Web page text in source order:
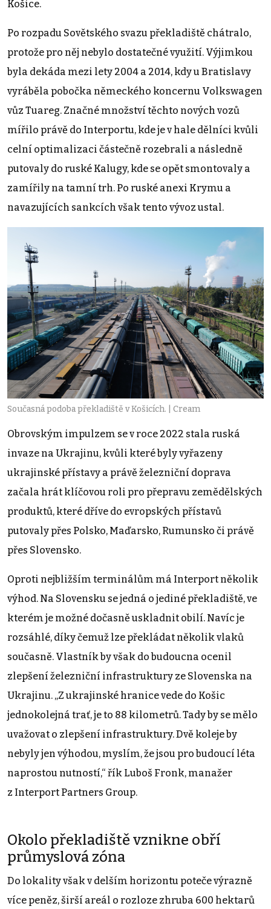
Košice.
Po rozpadu Sovětského svazu překladiště chátralo,
protože pro něj nebylo dostatečné využití. Výjimkou
byla dekáda mezi lety 2004 a 2014, kdy u Bratislavy
vyráběla pobočka německého koncernu Volkswagen
vůz Tuareg. Značné množství těchto nových vozů
mířilo právě do Interportu, kde je v hale dělníci kvůli
celní optimalizaci částečně rozebrali a následně
putovaly do ruské Kalugy, kde se opět smontovaly a
zamířily na tamní trh. Po ruské anexi Krymu a
navazujících sankcích však tento vývoz ustal.
Současná podoba překladiště v Košicích. | Cream
Obrovským impulzem se v roce 2022 stala ruská
invaze na Ukrajinu, kvůli které byly vyřazeny
ukrajinské přístavy a právě železniční doprava
začala hrát klíčovou roli pro přepravu zemědělských
produktů, které dříve do evropských přístavů
putovaly přes Polsko, Maďarsko, Rumunsko či právě
přes Slovensko.
Oproti nejbližším terminálům má Interport několik
výhod. Na Slovensku se jedná o jediné překladiště, ve
kterém je možné dočasně uskladnit obilí. Navíc je
rozsáhlé, díky čemuž lze překládat několik vlaků
současně. Vlastník by však do budoucna ocenil
zlepšení železniční infrastruktury ze Slovenska na
Ukrajinu. „Z ukrajinské hranice vede do Košic
jednokolejná trať, je to 88 kilometrů. Tady by se mělo
uvažovat o zlepšení infrastruktury. Dvě koleje by
nebyly jen výhodou, myslím, že jsou pro budoucí léta
naprostou nutností,“ řík Luboš Fronk, manažer
z Interport Partners Group.
Okolo překladiště vznikne obří
průmyslová zóna
Do lokality však v delším horizontu poteče výrazně
více peněz, širší areál o rozloze zhruba 600 hektarů